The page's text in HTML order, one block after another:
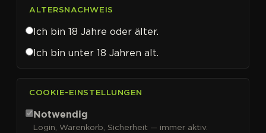
ALTERSNACHWEIS
Ich bin 18 Jahre oder älter.
Ich bin unter 18 Jahren alt.
COOKIE-EINSTELLUNGEN
Notwendig
Login, Warenkorb, Sicherheit — immer aktiv.